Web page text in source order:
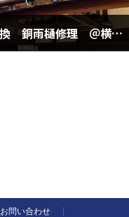
ステンレス雨樋交換 銅雨樋修理 ＠横浜市瀬谷区 相沢３丁目
お問い合わせ